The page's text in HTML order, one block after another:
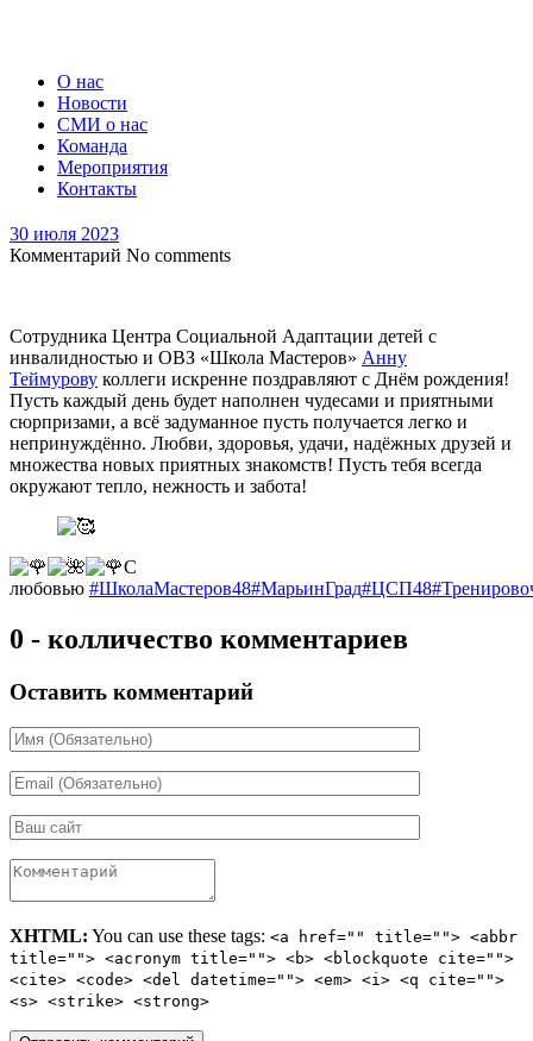
О нас
Новости
СМИ о нас
Команда
Мероприятия
Контакты
30 июля 2023
Комментарий No comments
Сотрудника Центра Социальной Адаптации детей с
инвалидностью и ОВЗ «Школа Мастеров» Анну
Теймурову коллеги искренне поздравляют с Днём рождения!
Пусть каждый день будет наполнен чудесами и приятными
сюрпризами, а всё задуманное пусть получается легко и
непринуждённо. Любви, здоровья, удачи, надёжных друзей и
множества новых приятных знакомств! Пусть тебя всегда
окружают тепло, нежность и забота!
С
любовью #ШколаМастеров48#МарьинГрад#ЦСП48
0 - колличество комментариев
Оставить комментарий
XHTML: You can use these tags: <a href="" title=""> <abbr
title=""> <acronym title=""> <b> <blockquote cite="">
<cite> <code> <del datetime=""> <em> <i> <q cite="">
<s> <strike> <strong>